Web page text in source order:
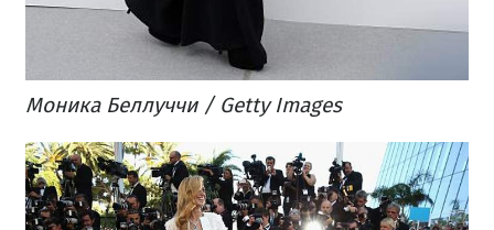
Моника Беллуччи / Getty Images